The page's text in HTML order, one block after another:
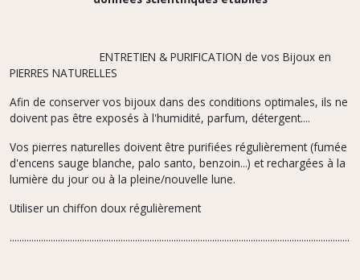
ENTRETIEN & PURIFICATION de vos Bijoux en
PIERRES NATURELLES
Afin de conserver vos bijoux dans des conditions optimales, ils ne
doivent pas être exposés à l'humidité, parfum, détergent....
Vos pierres naturelles doivent être purifiées régulièrement (fumée
d'encens sauge blanche, palo santo, benzoin...) et rechargées à la
lumière du jour ou à la pleine/nouvelle lune.
Utiliser un chiffon doux régulièrement